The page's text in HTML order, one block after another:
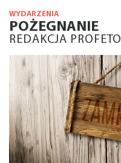
WYDARZENIA
POŻEGNANIE
REDAKCJA PROFETO